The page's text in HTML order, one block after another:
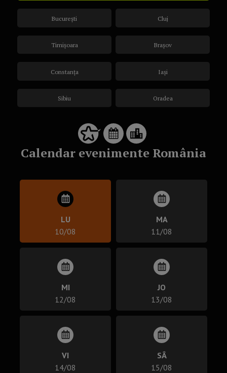
București
Timișoara
Constanța
Sibiu
Cluj
Brașov
Iași
Oradea
Calendar evenimente România
LU
10/08
MA
11/08
MI
12/08
JO
13/08
VI
14/08
SÂ
15/08